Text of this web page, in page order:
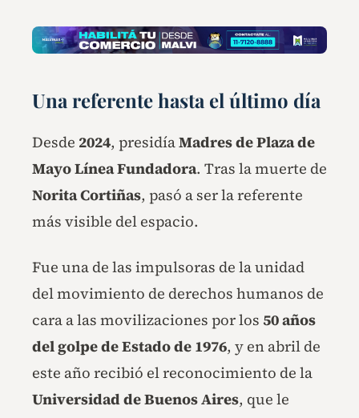
Una referente hasta el último día
Desde 2024, presidíaMadres de Plaza de
Mayo Línea Fundadora. Tras la muerte de
Norita Cortiñas, pasó a ser la referente
más visible del espacio.
Fue una de las impulsoras de la unidad
del movimiento de derechos humanos de
cara a las movilizaciones por los 50 años
del golpe de Estado de 1976, y en abril de
este año recibió el reconocimiento de la
Universidad de Buenos Aires, que le